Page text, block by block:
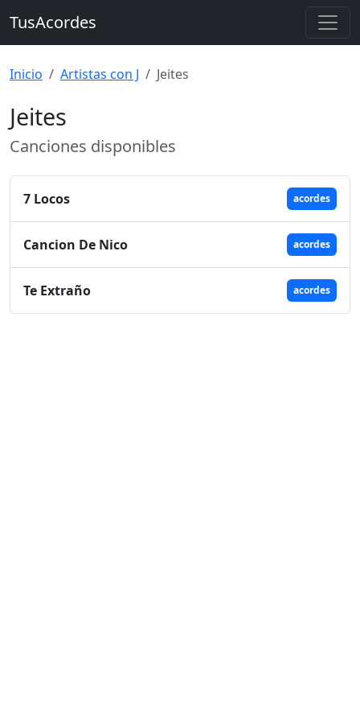
TusAcordes
Inicio Artistas con J Jeites
Jeites
Canciones disponibles
7 Locos acordes
Cancion De Nico acordes
Te Extraño acordes